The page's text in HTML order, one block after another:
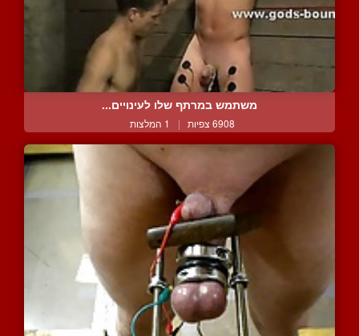
משתמש במרתף שלו לעינויים...
6908 צפיות | 1 המלצות